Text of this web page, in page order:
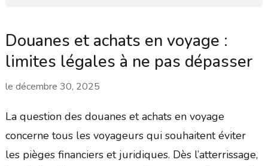
Douanes et achats en voyage :
limites légales à ne pas dépasser
le décembre 30, 2025
La question des douanes et achats en voyage
concerne tous les voyageurs qui souhaitent éviter
les pièges financiers et juridiques. Dès l’atterrissage,